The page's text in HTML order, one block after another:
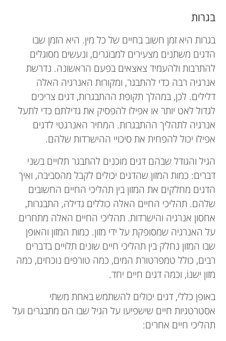
בגרות
בגרות היא זמן חשוב בחיים של כל מין. היא הזמן שבו
הדגים משתנים מצעירים למבוגרים, ונעשים מסוגלים
להתרבות ולהעמיד צאצאים בפעם הראשונה. נדרשת
אנרגיה רבה כדי להתבגר, ומקורות האנרגיה האלה
דלילים. לכן, במהלך תקופת ההתבגרות, דגים צריכים
לגדול לאט יותר או אפילו להפסיק את גדילתם כדי לתעל
אנרגיה לתהליך ההתבגרות. המחיר האנרגטי לדגים
אפילו יכול להפחית את סיכויי ההישרדות שלהם.
הגיל והגודל שבהם דגים מוכנים להתבגר תלויים בשני
דברים: כמות המזון שהדגים יכולים לקבל מהסביבה, ואיך
הדגים מחלקים את המזון בין תהליכי החיים החשובים
שלהם. תהליכי החיים האלה כוללים גדילה, התבגרות,
אחסון אנרגיה והישרדות. תהליכי החיים האלה מתחרים
על האנרגיה שמסופקת על ידי מזון. כמות המזון והאופן
שבו המזון נחלק בין תהליכי חיים שונים תלויים בדברים
רבים, כולל טמפרטורת המים, כמה טורפים נוכחים, כמה
מזון ישנוֹ, וכמה דגים חיים יחד.
באופן כללי, דגים יכולים להשתמש באחת משתי
אסטרטגיות חיים שישפיעו על הגיל שבו הם מתבגרים ועל
תהליכי חיים אחרים: